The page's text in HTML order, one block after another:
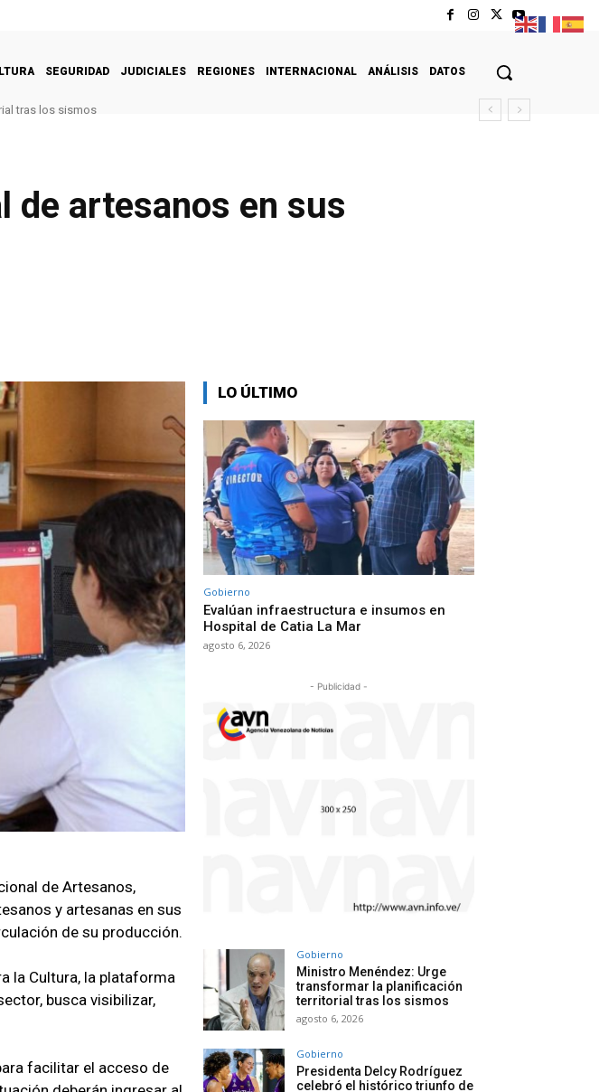
SEGURIDAD JUDICIALES REGIONES INTERNACIONAL ANÁLISIS DATOS
tras los sismos
de artesanos en sus
de Artesanos,
y artesanas en sus
de su producción.
la Cultura, la plataforma
busca visibilizar,
facilitar el acceso de
LO ÚLTIMO
Gobierno
Evalúan infraestructura e insumos en
Hospital de Catia La Mar
agosto 6, 2026
- Publicidad -
Gobierno
Ministro Menéndez: Urge
transformar la planificación
territorial tras los sismos
agosto 6, 2026
Gobierno
Presidenta Delcy Rodríguez
celebró el histórico triunfo de